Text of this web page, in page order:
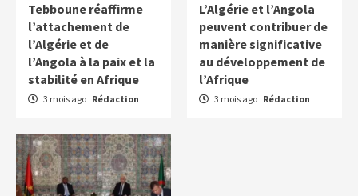
Tebboune réaffirme
l’attachement de
l’Algérie et de
l’Angola à la paix et la
stabilité en Afrique
3 mois ago Rédaction
L’Algérie et l’Angola
peuvent contribuer de
manière significative
au développement de
l’Afrique
3 mois ago Rédaction